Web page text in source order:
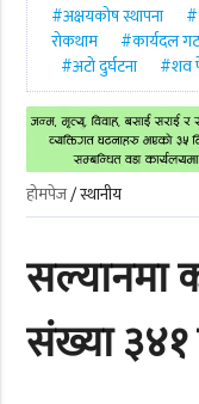
#अक्षयकोष स्थापना
रोकथाम
#कार्यदल
#अटो दुर्घटना
#शव
होमपेज/ स्थानीय
सल्यानमा
संख्या ३४१